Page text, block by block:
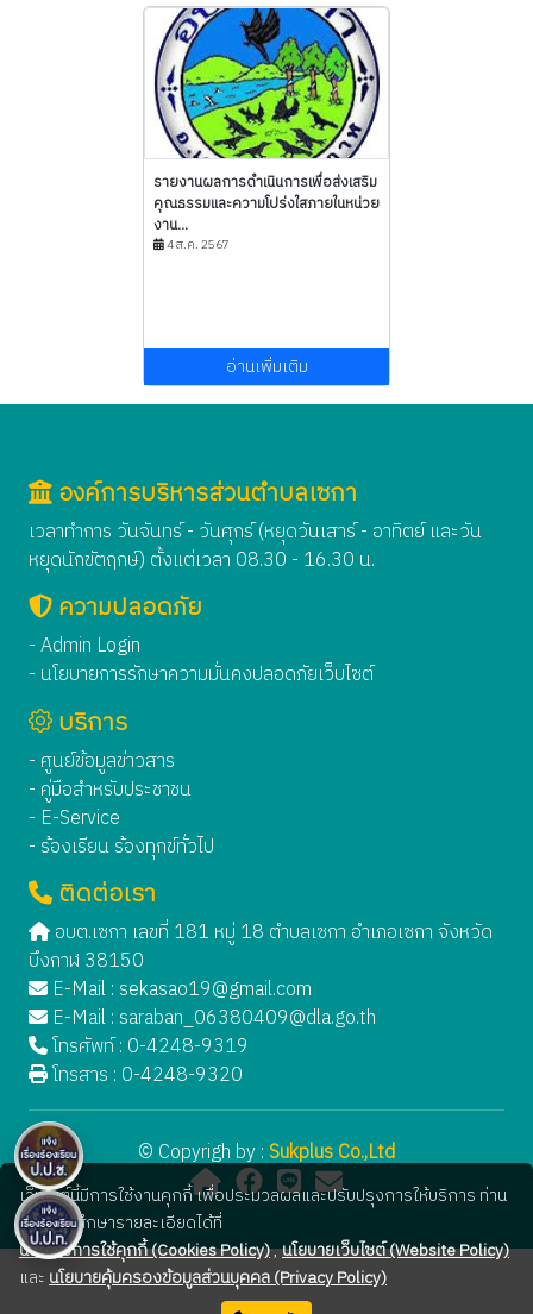
รายงานผลการดำเนินการเพื่อส่งเสริม
คุณธรรมและความโปร่งใสภายในหน่วย
งาน...
4 ส.ค. 2567
อ่านเพิ่มเติม
องค์การบริหารส่วนตำบลเซกา
เวลาทำการ วันจันทร์ - วันศุกร์ (หยุดวันเสาร์ - อาทิตย์ และวัน
หยุดนักขัตฤกษ์) ตั้งแต่เวลา 08.30 - 16.30 น.
ความปลอดภัย
- Admin Login
- นโยบายการรักษาความมั่นคงปลอดภัยเว็บไซต์
บริการ
- ศูนย์ข้อมูลข่าวสาร
- คู่มือสำหรับประชาชน
- E-Service
- ร้องเรียน ร้องทุกข์ทั่วไป
ติดต่อเรา
อบต.เซกา เลขที่ 181 หมู่ 18 ตำบลเซกา อำเภอเซกา จังหวัด
บึงกาฬ 38150
E-Mail : sekasao19@gmail.com
E-Mail : saraban_06380409@dla.go.th
โทรศัพท์ : 0-4248-9319
โทรสาร : 0-4248-9320
© Copyrigh by :Sukplus Co.,Ltd
เว็บไซต์นี้มีการใช้งานคุกกี้ เพื่อประมวลผลและปรับปรุงการให้บริการ ท่าน
สามารถศึกษารายละเอียดได้ที่
นโยบายการใช้คุกกี้ (Cookies Policy),นโยบายเว็บไซต์ (Website Policy)
และนโยบายคุ้มครองข้อมูลส่วนบุคคล (Privacy Policy)